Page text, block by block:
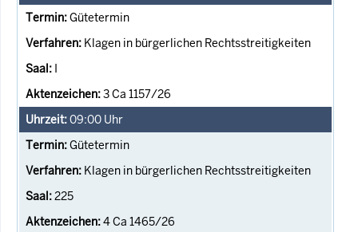
Gütetermin
Klagen in bürgerlichen Rechtsstreitigkeiten
I
3 Ca 1157/26
09:00 Uhr
Gütetermin
Klagen in bürgerlichen Rechtsstreitigkeiten
225
4 Ca 1465/26